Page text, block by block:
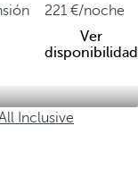
221
/noche
Ver
disponibilidad
Inclusive